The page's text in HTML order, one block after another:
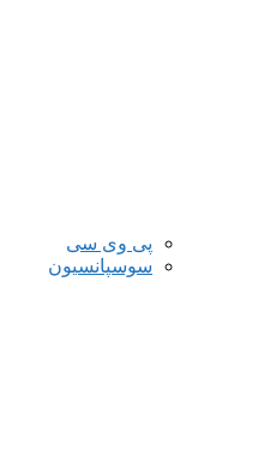
پی وی سی
سوسپانسیون